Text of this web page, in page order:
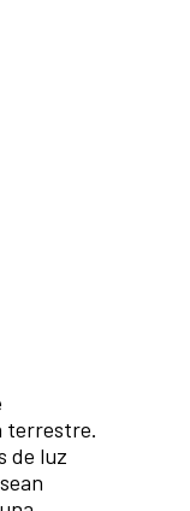
terrestre.
de luz